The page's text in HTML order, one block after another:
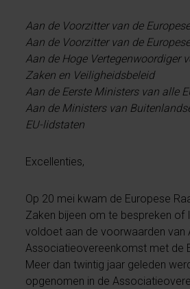
Aan de Voorzitter van de
Aan de Voorzitter van de
Aan de Hoge Vertegenwoordiger
Zaken en Veiligheidsbeleid
Aan de Eerste Ministers van alle
Aan de Ministers van
EU-lidstaten
Excellenties,
Op 20 mei kwam de Europese
Zaken bijeen om te bespreken of
voldoet aan de voorwaarden van
Associatieovereenkomst met de
Meer dan twintig jaar geleden
opgenomen in de